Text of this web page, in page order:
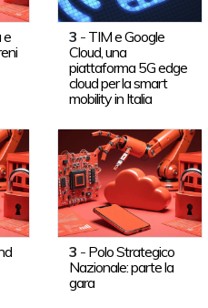
e
3 - TIM e Google
Cloud, una
piattaforma 5G edge
cloud per la smart
mobility in Italia
3 - Polo Strategico
Nazionale: parte la
gara